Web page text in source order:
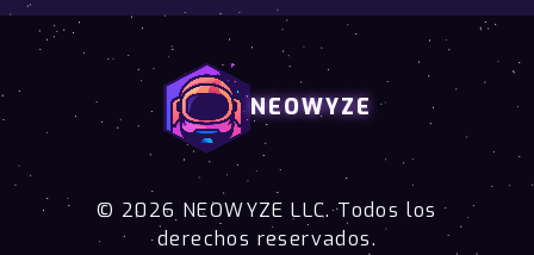
NEOWYZE
© 2026 NEOWYZE LLC. Todos los
derechos reservados.